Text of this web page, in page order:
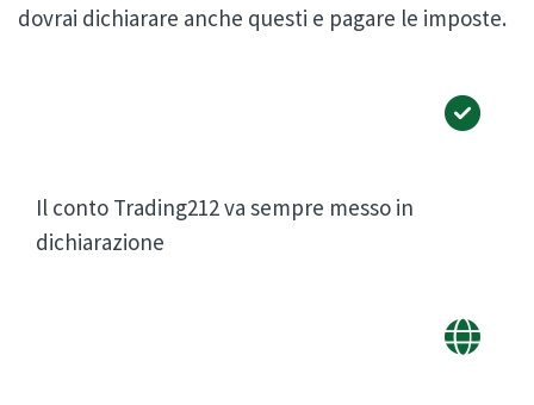
dovrai dichiarare anche questi e pagare le imposte.
Il conto Trading212 va sempre messo in
dichiarazione